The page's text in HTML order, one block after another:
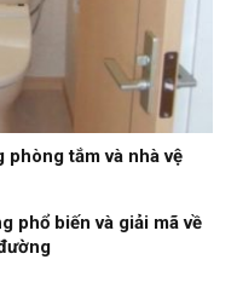
tắm và nhà vệ
phổ biến và giải mã về